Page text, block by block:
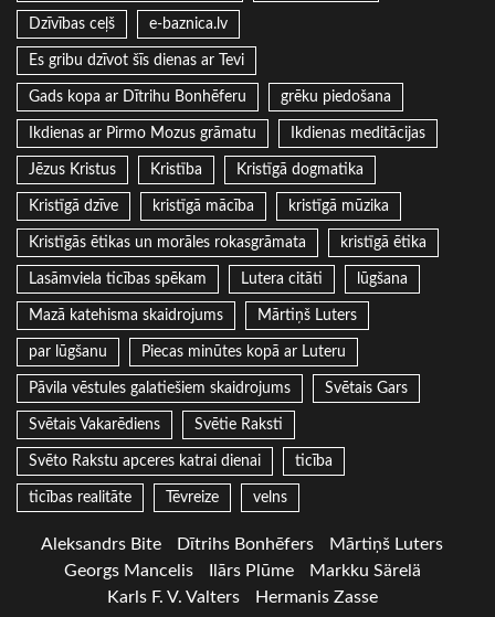
Dzīvības ceļš e-baznica.lv
Es gribu dzīvot šīs dienas ar Tevi
Gads kopa ar Dītrihu Bonhēferu grēku piedošana
Ikdienas ar Pirmo Mozus grāmatu Ikdienas meditācijas
Jēzus Kristus Kristība Kristīgā dogmatika
Kristīgā dzīve kristīgā mācība kristīgā mūzika
Kristīgās ētikas un morāles rokasgrāmata kristīgā ētika
Lasāmviela ticības spēkam Lutera citāti lūgšana
Mazā katehisma skaidrojums Mārtiņš Luters
par lūgšanu Piecas minūtes kopā ar Luteru
Pāvila vēstules galatiešiem skaidrojums Svētais Gars
Svētais Vakarēdiens Svētie Raksti
Svēto Rakstu apceres katrai dienai ticība
ticības realitāte Tēvreize velns
Aleksandrs Bite Dītrihs Bonhēfers
Mārtiņš Luters
Georgs Mancelis
Ilārs Plūme
Markku Särelä
Karls F. V. Valters
Hermanis Zasse